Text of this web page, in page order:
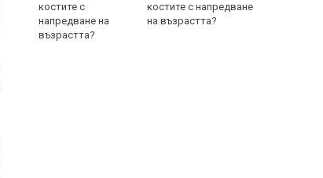
костите с напредване
на възрастта?